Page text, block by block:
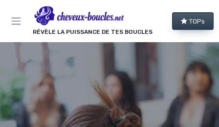
RÉVÈLE LA PUISSANCE DE TES BOUCLES
TOPs
Panneau de gestion des cookies